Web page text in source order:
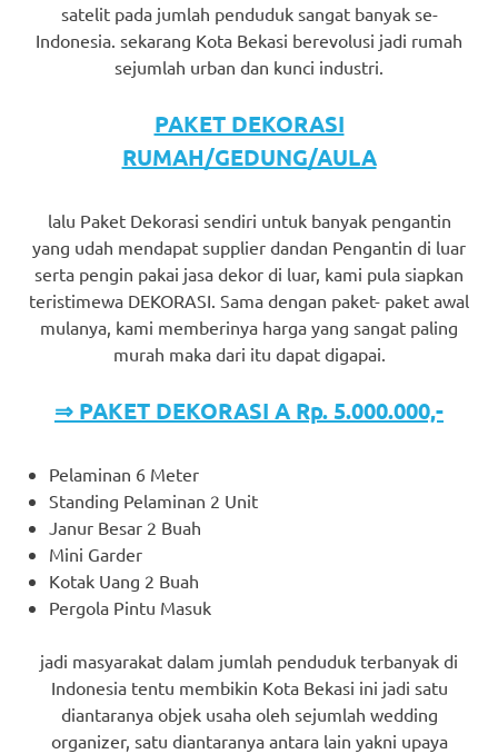
satelit pada jumlah penduduk sangat banyak se-
Indonesia. sekarang Kota Bekasi berevolusi jadi rumah
sejumlah urban dan kunci industri.
PAKET DEKORASI
RUMAH/GEDUNG/AULA
lalu Paket Dekorasi sendiri untuk banyak pengantin
yang udah mendapat supplier dandan Pengantin di luar
serta pengin pakai jasa dekor di luar, kami pula siapkan
teristimewa DEKORASI. Sama dengan paket- paket awal
mulanya, kami memberinya harga yang sangat paling
murah maka dari itu dapat digapai.
⇒ PAKET DEKORASI A Rp. 5.000.000,-
Pelaminan 6 Meter
Standing Pelaminan 2 Unit
Janur Besar 2 Buah
Mini Garder
Kotak Uang 2 Buah
Pergola Pintu Masuk
jadi masyarakat dalam jumlah penduduk terbanyak di
Indonesia tentu membikin Kota Bekasi ini jadi satu
diantaranya objek usaha oleh sejumlah wedding
organizer, satu diantaranya antara lain yakni upaya